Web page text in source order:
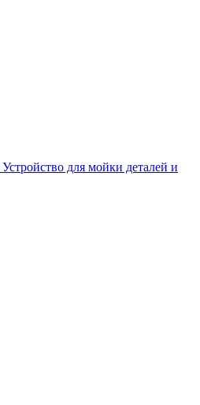
Устройство для мойки деталей и